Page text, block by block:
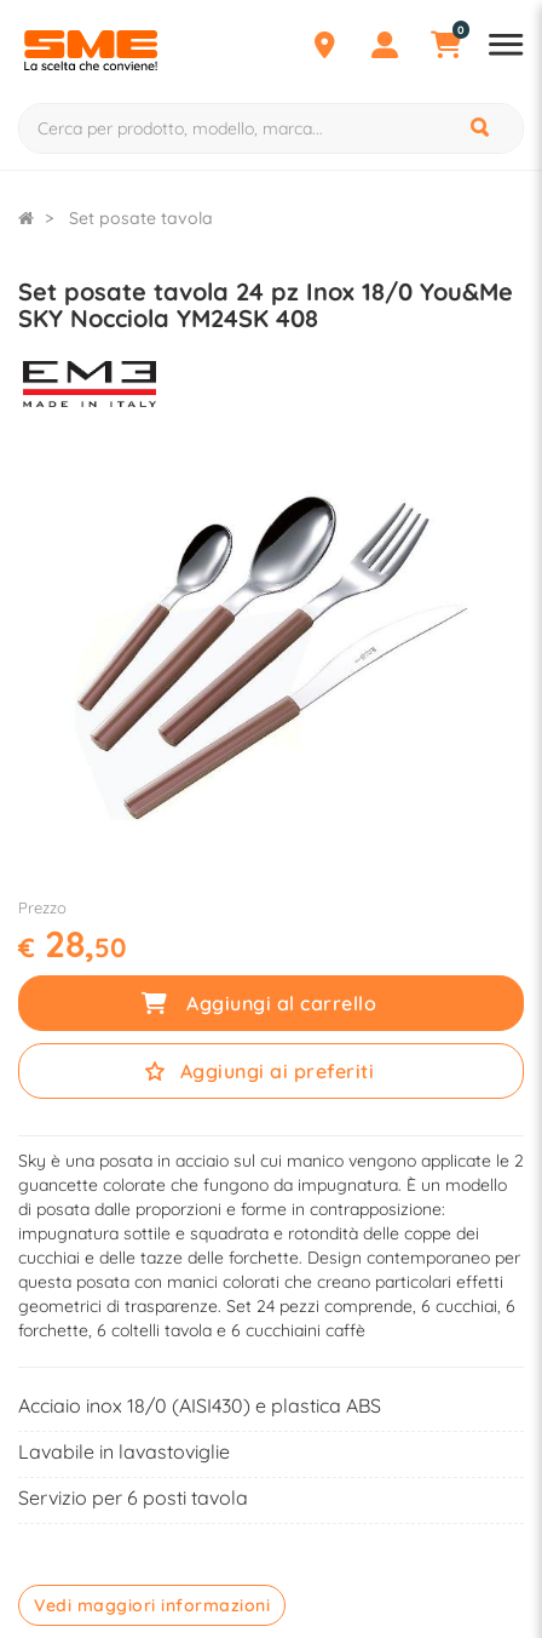
0
Set posate tavola
Set posate tavola 24 pz Inox 18/0 You&Me
SKY Nocciola YM24SK 408
Prezzo
€ 28,50
Aggiungi al carrello
Aggiungi ai preferiti
Sky è una posata in acciaio sul cui manico vengono applicate le 2
guancette colorate che fungono da impugnatura. È un modello
di posata dalle proporzioni e forme in contrapposizione:
impugnatura sottile e squadrata e rotondità delle coppe dei
cucchiai e delle tazze delle forchette. Design contemporaneo per
questa posata con manici colorati che creano particolari effetti
geometrici di trasparenze. Set 24 pezzi comprende, 6 cucchiai, 6
forchette, 6 coltelli tavola e 6 cucchiaini caffè
Acciaio inox 18/0 (AISI430) e plastica ABS
Lavabile in lavastoviglie
Servizio per 6 posti tavola
Vedi maggiori informazioni